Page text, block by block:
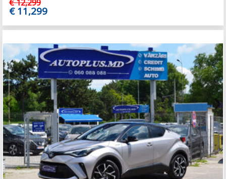
€ 12,299
€ 11,299